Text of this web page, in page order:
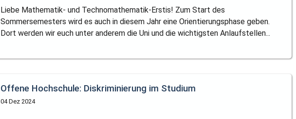
Liebe Mathematik- und Technomathematik-Erstis! Zum Start des
Sommersemesters wird es auch in diesem Jahr eine Orientierungsphase geben.
Dort werden wir euch unter anderem die Uni und die wichtigsten Anlaufstellen...
Offene Hochschule: Diskriminierung im Studium
04 Dez 2024